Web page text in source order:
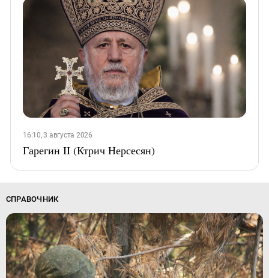
16:10, 3 августа 2026
Гарегин II (Ктрич Нерсесян)
СПРАВОЧНИК